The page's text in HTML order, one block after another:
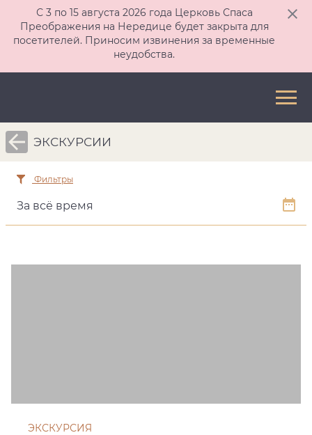
С 3 по 15 августа 2026 года Церковь Спаса
Преображения на Нередице будет закрыта для
посетителей. Приносим извинения за временные
неудобства.
ЭКСКУРСИИ
Фильтры
За всё время
ЭКСКУРСИЯ